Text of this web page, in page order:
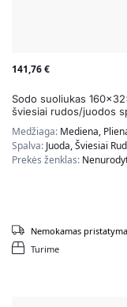
141,76€
Sodo suoliukas
šviesiai rudos/juodos
Medžiaga: Mediena,
Spalva: Juoda, Šviesiai
Prekės ženklas:
Turime
Nemokamas